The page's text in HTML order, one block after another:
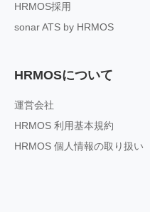
HRMOS採用
sonar ATS by HRMOS
HRMOSについて
運営会社
HRMOS 利用基本規約
HRMOS 個人情報の取り扱い